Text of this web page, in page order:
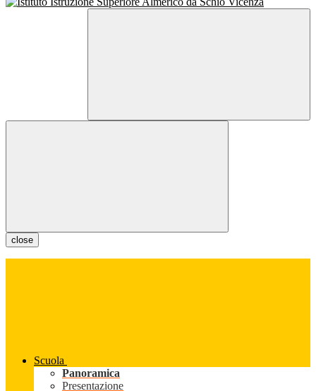
close
Scuola
Panoramica
Presentazione